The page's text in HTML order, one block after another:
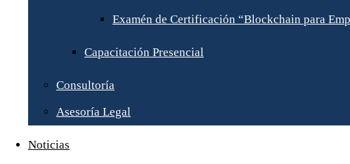
Examén de Certificación “Blockchain para
Capacitación Presencial
Consultoría
Asesoría Legal
Noticias